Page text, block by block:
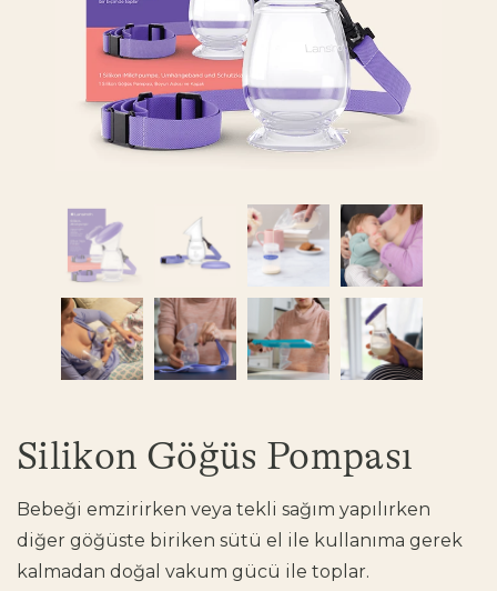
Silikon Göğüs Pompası
Bebeği emzirirken veya tekli sağım yapılırken
diğer göğüste biriken sütü el ile kullanıma gerek
kalmadan doğal vakum gücü ile toplar.